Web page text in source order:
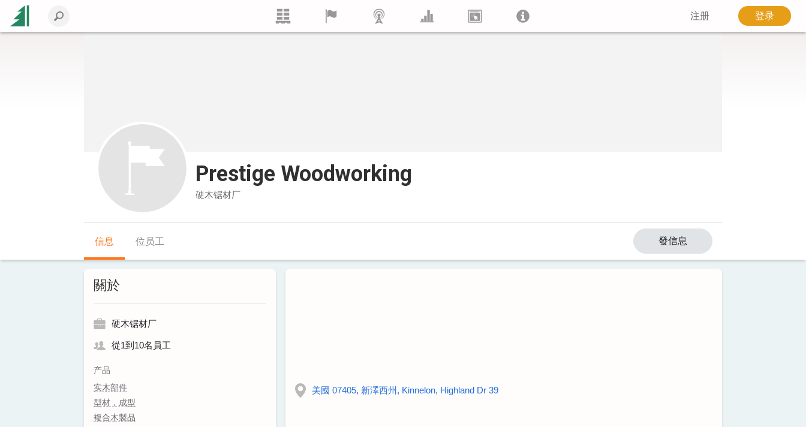
注册 登录
Prestige Woodworking
硬木锯材厂
信息 位员工 發信息
關於
硬木锯材厂
從1到10名員工
产品
实木部件
型材，成型
複合木製品
美國 07405, 新澤西州, Kinnelon, Highland Dr 39